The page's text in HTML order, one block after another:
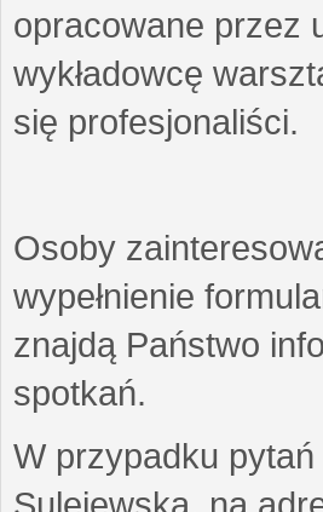
opracowane przez
wykładowcę
się profesjonaliści.
Osoby
wypełnienie
znajdą Państwo
spotkań.
W przypadku
Sulejewską, na